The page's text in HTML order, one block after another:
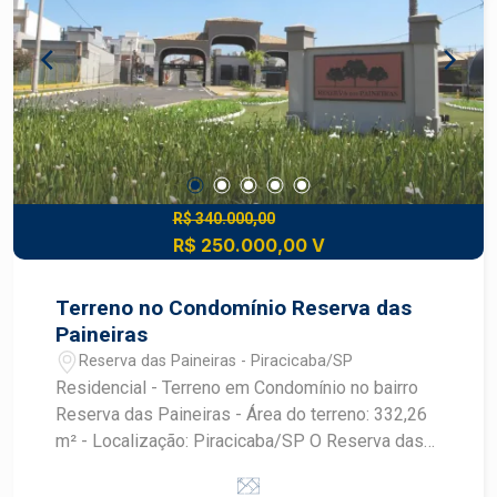
visibilidade, praticidade e fácil acesso. Uma
excelente alternativa para quem deseja investir
em uma das regiões mais dinâmicas e
procuradas de Piracicaba.
R$ 340.000,00
R$ 250.000,00 V
Terreno no Condomínio Reserva das
Paineiras
Reserva das Paineiras - Piracicaba/SP
Residencial - Terreno em Condomínio no bairro
Reserva das Paineiras - Área do terreno: 332,26
m² - Localização: Piracicaba/SP O Reserva das